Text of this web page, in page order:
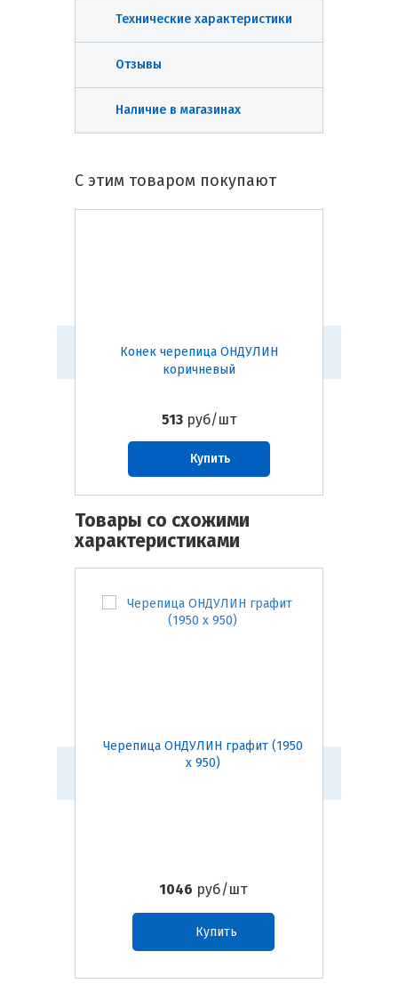
Технические характеристики
Отзывы
Наличие в магазинах
С этим товаром покупают
513 руб/шт
Конек черепица ОНДУЛИН
коричневый
Купить
Товары со схожими
характеристиками
Черепица ОНДУЛИН графит (1950
х 950)
1046 руб/шт
Купить